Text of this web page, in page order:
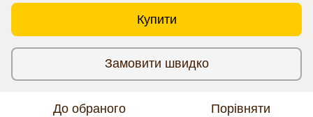
Купити
Замовити швидко
До обраного Порівняти